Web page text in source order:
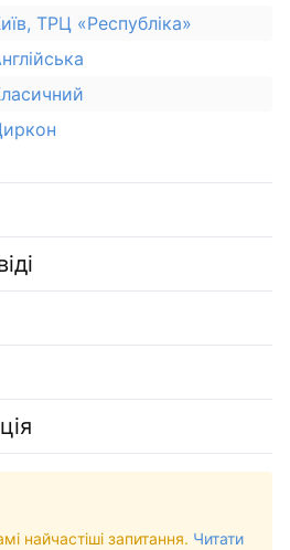
ТРЦ «Республіка»
найчастіші запитання. Читати